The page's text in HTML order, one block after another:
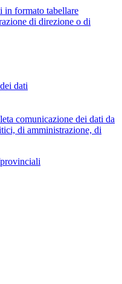
formato tabellare
di direzione o di
dati
comunicazione dei dati da
di amministrazione, di